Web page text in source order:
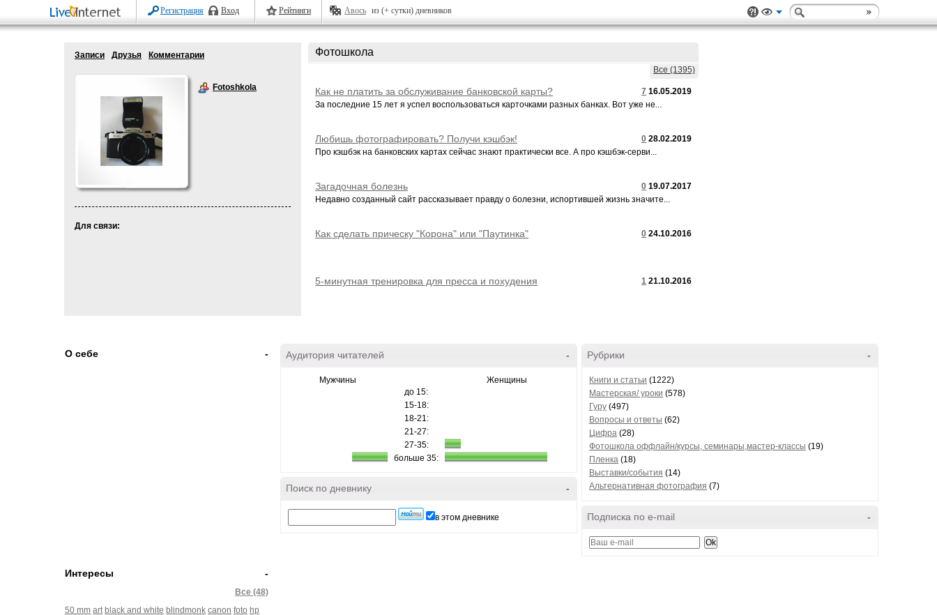
Регистрация Вход Рейтинги Авось из (+ сутки) дневников
Записи Друзья Комментарии
Fotoshkola
Для связи:
Фотошкола
Все (1395)
7 16.05.2019
Как не платить за обслуживание банковской карты?
За последние 15 лет я успел воспользоваться карточками разных банках. Вот уже не...
0 28.02.2019
Любишь фотографировать? Получи кэшбэк!
Про кэшбэк на банковских картах сейчас знают практически все. А про кэшбэк-серви...
0 19.07.2017
Загадочная болезнь
Недавно созданный сайт рассказывает правду о болезни, испортившей жизнь значите...
0 24.10.2016
Как сделать прическу "Корона" или "Паутинка"
1 21.10.2016
5-минутная тренировка для пресса и похудения
-
О себе
-
Интересы
Все (48)
50 mm art black and white blindmonk canon foto hp
-
Аудитория читателей
Мужчины
Женщины
до 15:
15-18:
18-21:
21-27:
27-35:
больше 35:
-
Поиск по дневнику
в этом дневнике
-
Рубрики
Книги и статьи (1222)
Мастерская/ уроки (578)
Гуру (497)
Вопросы и ответы (62)
Цифра (28)
Фотошкола оффлайн/курсы, семинары,мастер-классы (19)
Пленка (18)
Выставки/события (14)
Альтернативная фотография (7)
-
Подписка по e-mail